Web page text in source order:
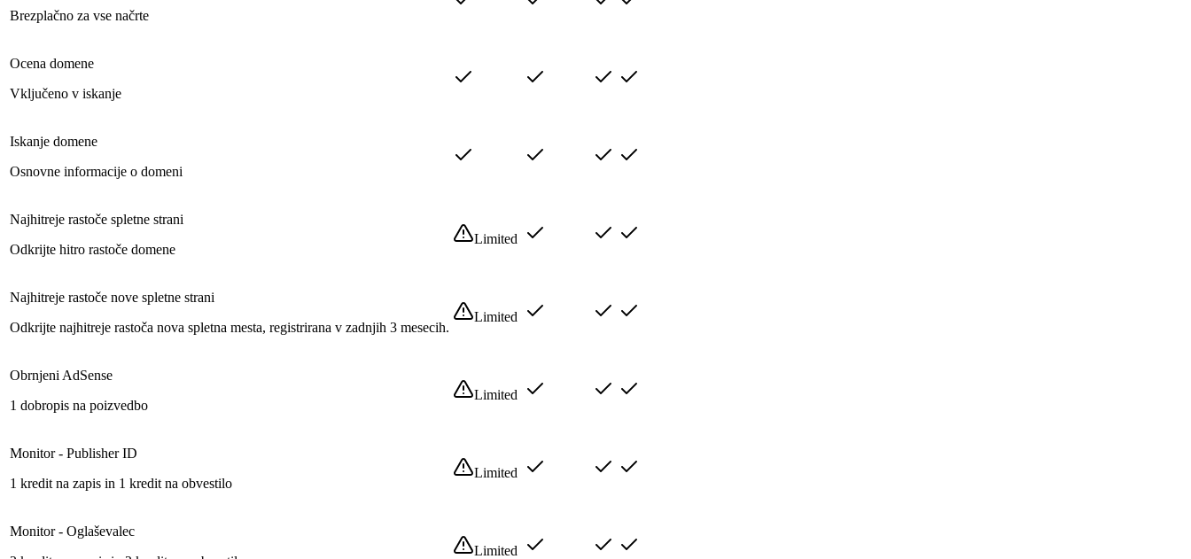
Brezplačno za vse načrte
Ocena domene
Vključeno v iskanje
Iskanje domene
Osnovne informacije o domeni
Najhitreje rastoče spletne strani
Odkrijte hitro rastoče domene
Limited
Najhitreje rastoče nove spletne strani
Odkrijte najhitreje rastoča nova spletna mesta, registrirana v zadnjih 3 mesecih.
Limited
Obrnjeni AdSense
1 dobropis na poizvedbo
Limited
Monitor - Publisher ID
1 kredit na zapis in 1 kredit na obvestilo
Limited
Monitor - Oglaševalec
Limited